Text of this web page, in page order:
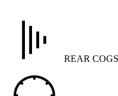
REAR COG